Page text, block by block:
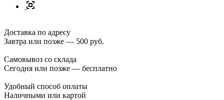
Доставка по адресу
Завтра или позже — 500 руб.
Самовывоз со склада
Сегодня или позже — бесплатно
Удобный способ оплаты
Наличными или картой